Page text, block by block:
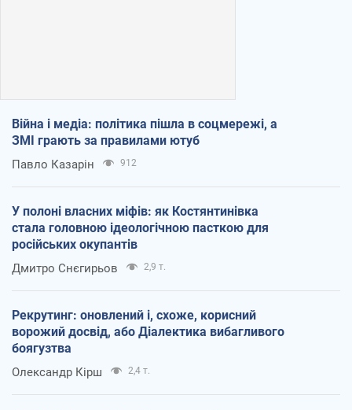
Війна і медіа: політика пішла в соцмережі, а
ЗМІ грають за правилами ютуб
Павло Казарін 912
У полоні власних міфів: як Костянтинівка
стала головною ідеологічною пасткою для
російських окупантів
Дмитро Снєгирьов 2,9 т.
Рекрутинг: оновлений і, схоже, корисний
ворожий досвід, або Діалектика вибагливого
боягузтва
Олександр Кірш 2,4 т.